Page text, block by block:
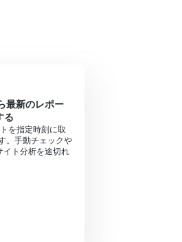
い場合には認証
最新のレポー
る
を指定時刻に取
。手動チェックや
イト分析を途切れ